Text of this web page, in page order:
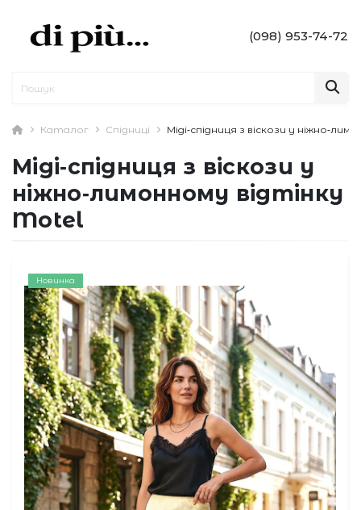
(098) 953-74-72
Каталог Спідниці Міді‑спідниця з віскози у
Міді‑спідниця з віскози у
ніжно‑лимонному відтінку
Motel
Новинка